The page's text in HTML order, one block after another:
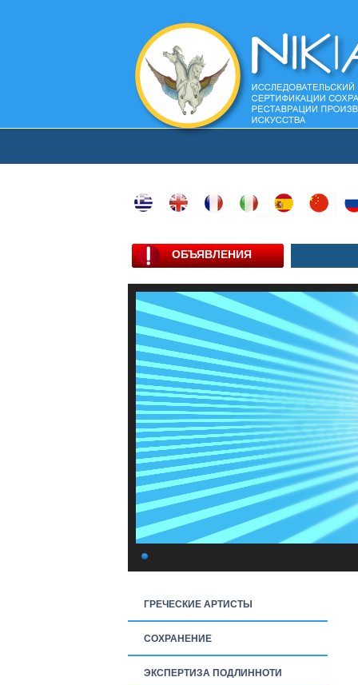
ОБЪЯВЛЕНИЯ
ГРЕЧЕСКИЕ АРТИСТЫ
СОХРАНЕНИЕ
ЭКСПЕРТИЗА ПОДЛИННОТИ